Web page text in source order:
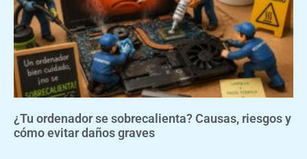
¿Tu ordenador se sobrecalienta? Causas, riesgos y
cómo evitar daños graves